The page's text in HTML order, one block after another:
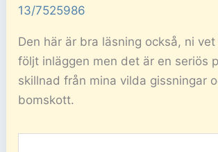
13/7525986
Den här är bra läsning också, ni
följt inläggen men det är en seriös
skillnad från mina vilda gissningar
bomskott.